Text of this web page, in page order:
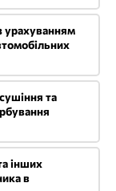
урахуванням
та
інших
в